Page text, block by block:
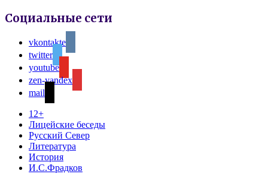
Социальные сети
vkontakte
twitter
youtube
zen-yandex
mail
12+
Лицейские беседы
Русский Север
Литература
История
И.С.Фрадков